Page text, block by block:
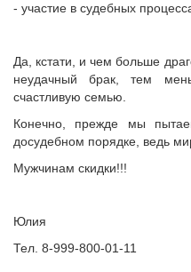
- участие в судебных
Да, кстати, и чем больше
неудачный брак, тем
счастливую семью.
Конечно, прежде мы
досудебном порядке, ведь
Мужчинам скидки!!!
Юлия
Тел. 8-999-800-01-11